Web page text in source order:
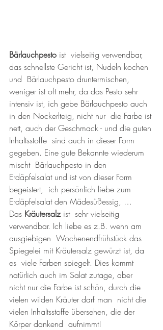
Bärlauchpesto ist  vielseitig verwendbar,
das schnellste Gericht ist, Nudeln kochen
und  Bärlauchpesto druntermischen,
weniger ist oft mehr, da das Pesto sehr
intensiv ist, ich gebe Bärlauchpesto auch
in den Nockerlteig, nicht nur  die Farbe ist
nett, auch der Geschmack - und die guten
Inhaltsstoffe  sind auch in dieser Form
gegeben. Eine gute Bekannte wiederum
mischt  Bärlauchpesto in den
Erdäpfelsalat und ist von dieser Form
begeistert,  ich persönlich liebe zum
Erdäpfelsalat den Mädesüßessig, …
Das Kräutersalz ist  sehr vielseitig
verwendbar. Ich liebe es z.B. wenn am
ausgiebigen  Wochenendfrühstück das
Spiegelei mit Kräutersalz gewürzt ist, da
es  viele Farben spiegelt. Dies kommt
natürlich auch im Salat zutage, aber
nicht nur die Farbe ist schön, durch die
vielen wilden Kräuter darf man  nicht die
vielen Inhaltsstoffe übersehen, die der
Körper dankend  aufnimmt!